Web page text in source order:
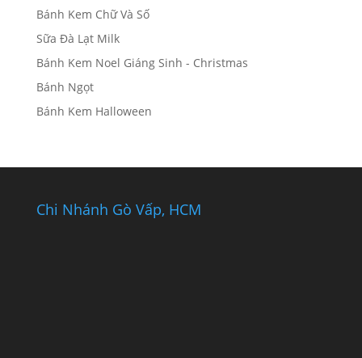
Bánh Kem Chữ Và Số
Sữa Đà Lạt Milk
Bánh Kem Noel Giáng Sinh - Christmas
Bánh Ngọt
Bánh Kem Halloween
Chi Nhánh Gò Vấp, HCM